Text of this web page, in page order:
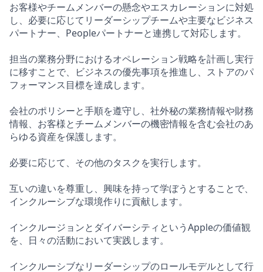
お客様やチームメンバーの懸念やエスカレーションに対処
し、必要に応じてリーダーシップチームや主要なビジネス
パートナー、Peopleパートナーと連携して対応します。
担当の業務分野におけるオペレーション戦略を計画し実行
に移すことで、ビジネスの優先事項を推進し、ストアのパ
フォーマンス目標を達成します。
会社のポリシーと手順を遵守し、社外秘の業務情報や財務
情報、お客様とチームメンバーの機密情報を含む会社のあ
らゆる資産を保護します。
必要に応じて、その他のタスクを実行します。
互いの違いを尊重し、興味を持って学ぼうとすることで、
インクルーシブな環境作りに貢献します。
インクルージョンとダイバーシティというAppleの価値観
を、日々の活動において実践します。
インクルーシブなリーダーシップのロールモデルとして行